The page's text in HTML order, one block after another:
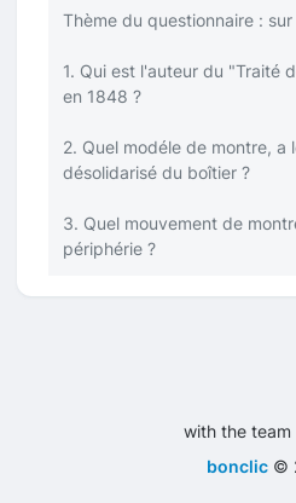
Thème du questionnaire :
1. Qui est l'auteur du "Traité
en 1848 ?
2. Quel modéle de montre, a
désolidarisé du boîtier ?
3. Quel mouvement de
périphérie ?
with the team
bonclic ©